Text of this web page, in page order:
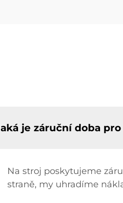
je záruční doba
Na stroj poskytujeme
straně, my uhradíme